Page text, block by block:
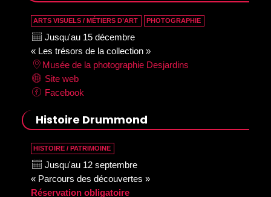
ARTS VISUELS / MÉTIERS D’ART PHOTOGRAPHIE
Jusqu'au 15 décembre
« Les trésors de la collection »
Musée de la photographie Desjardins
Site web
Facebook
Histoire Drummond
HISTOIRE / PATRIMOINE
Jusqu'au 12 septembre
« Parcours des découvertes »
Réservation obligatoire